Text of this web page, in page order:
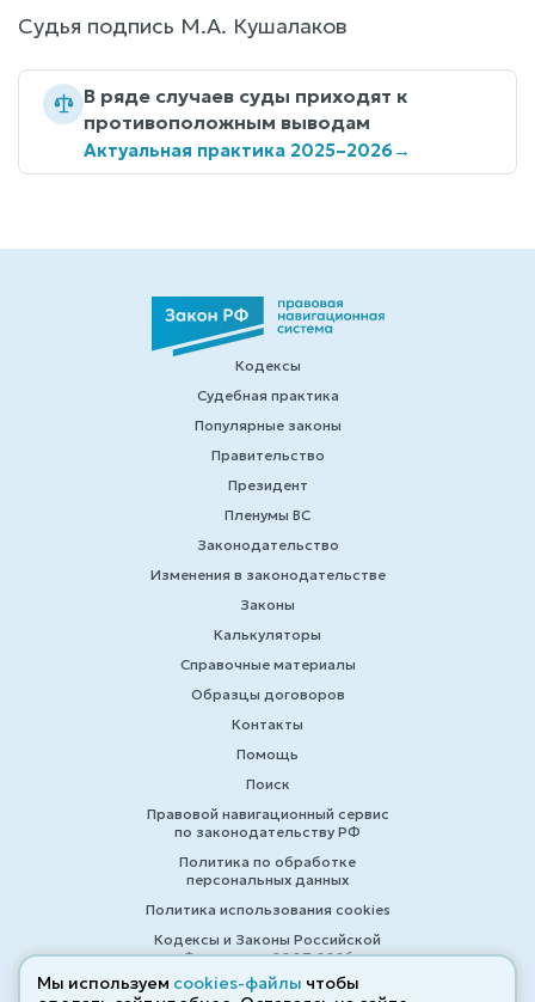
Судья подпись М.А. Кушалаков
В ряде случаев суды приходят к
противоположным выводам
Актуальная практика 2025–2026→
Кодексы
Судебная практика
Популярные законы
Правительство
Президент
Пленумы ВС
Законодательство
Изменения в законодательстве
Законы
Калькуляторы
Справочные материалы
Образцы договоров
Контакты
Помощь
Поиск
Правовой навигационный сервис
по законодательству РФ
Политика по обработке
персональных данных
Политика использования cookies
Кодексы и Законы Российской
Федерации 2007-2026
Мы используем cookies-файлы чтобы